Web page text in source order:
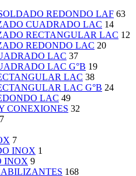
REDONDO LAF 63
CUADRADO LAC 14
RECTANGULAR LAC 12
REDONDO LAC 20
LAC 37
LAC G°B 19
LAC 38
LAC G°B 24
LAC 49
CONEXIONES 32
7
7
INOX 1
INOX 9
168